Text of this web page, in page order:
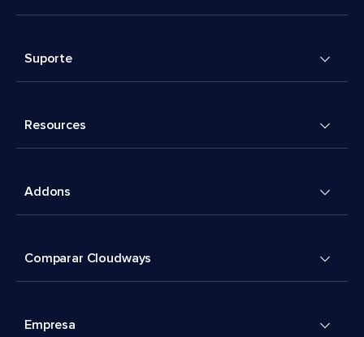
Suporte
Resources
Addons
Comparar Cloudways
Empresa